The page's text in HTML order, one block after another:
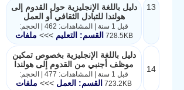
13
دليل باللغة الإنجليزية حول القدوم إلى
هولندا للتبادل الثقافي أو العمل
قبل 1 سنة | المشاهدات: 462 | الحجم:
728.5KB القسم: التعليم>>> ملفات
14
دليل باللغة الإنجليزية بخصوص تمكين
موظف أجنبي من القدوم إلى هولندا
قبل 1 سنة | المشاهدات: 477 | الحجم:
723.2KB القسم: العمل >>> ملفات